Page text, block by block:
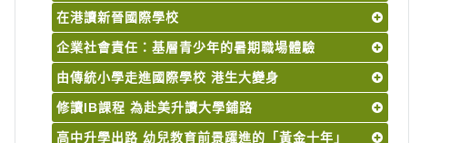
在港讀新晉國際學校
企業社會責任：基層青少年的暑期職場體驗
由傳統小學走進國際學校 港生大變身
修讀IB課程 為赴美升讀大學鋪路
高中升學出路 幼兒教育前景躍進的「黃金十年」